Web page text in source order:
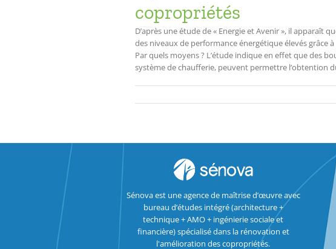
copropriétés
D’après une étude de « Energie et Avenir », il
des niveaux de performance énergétique élevés grâce
Par quels moyens ? L’étude indique en effet que des
système de chaufferie, peuvent permettre l’obtention
Sénova est une agence de maîtrise d’œuvre avec
bureau d’études intégré (architecture +
technique + AMO + ingénierie sociale et
financière) spécialisé dans la rénovation et
l'amélioration des copropriétés.